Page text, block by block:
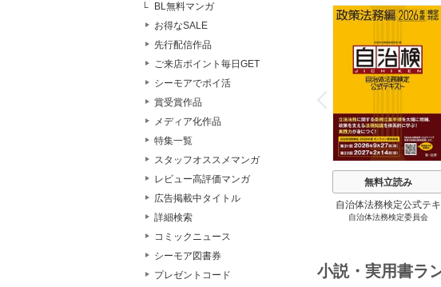
BL無料マンガ
お得なSALE
先行配信作品
ご来店ポイント毎日GET
シーモアでポイ活
賞受賞作品
メディア化作品
特集一覧
スタッフオススメマンガ
レビュー高評価マンガ
広告掲載中タイトル
詳細検索
コミックニュース
シーモア図書券
プレゼントコード
P
r
e
i
o
u
s
無料立読み
自治体法務検定公式テキ
スト 政策法務編 ２０
自治体法務検定委員会
小説・実用書ラ